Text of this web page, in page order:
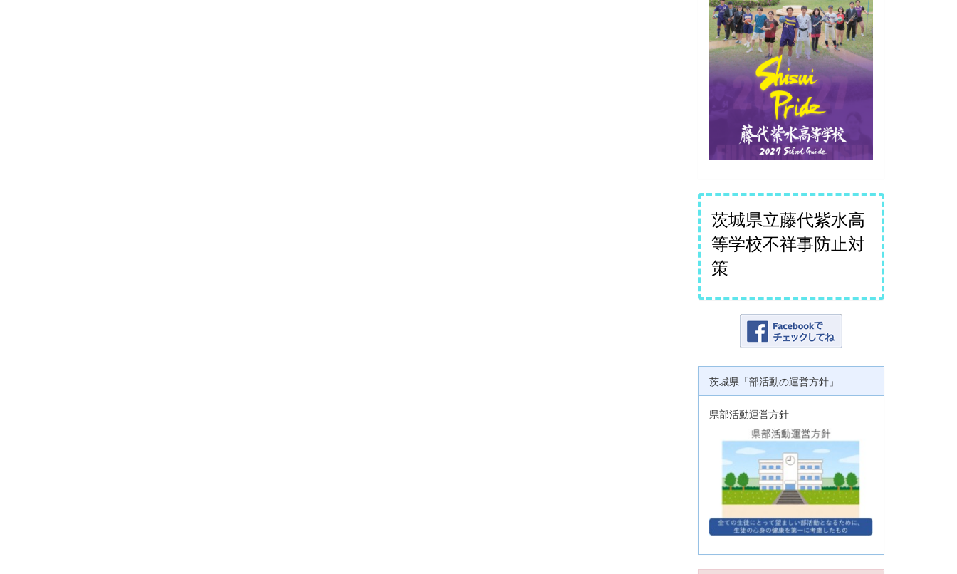
茨城県立藤代紫水高
等学校不祥事防止対
策
茨城県「部活動の運営方針」
県部活動運営方針